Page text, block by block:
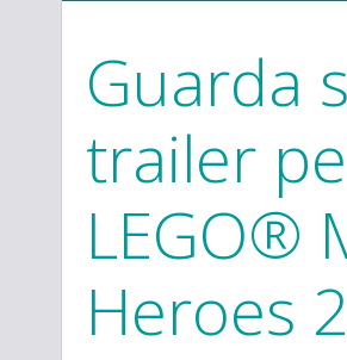
Guarda
trailer
LEGO®
Heroes 2